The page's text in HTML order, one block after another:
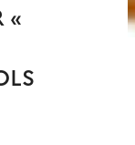
«